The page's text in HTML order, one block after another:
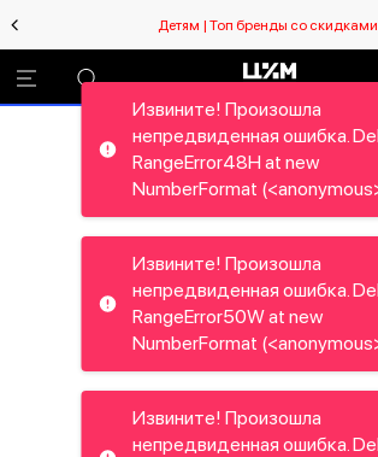
Детям | Топ бренды со
Извините! Произошла
непредвиденная ошибка.
RangeError48H at new
NumberFormat
Извините! Произошла
непредвиденная ошибка.
RangeError50W at new
NumberFormat
Извините! Произошла
непредвиденная ошибка.